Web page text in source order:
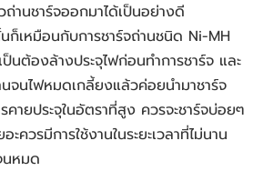
านชาร์จออกมาได้เป็นอย่างดี
เหมือนกับการชาร์จถ่านชนิด Ni-MH
นต้องล้างประจุไฟก่อนทำการชาร์จ และ
นจนไฟหมดเกลี้ยงแล้วค่อยนำมาชาร์จ
ายประจุในอัตราที่สูง ควรจะชาร์จบ่อยๆ
ควรมีการใช้งานในระยะเวลาที่ไม่นาน
นหมด